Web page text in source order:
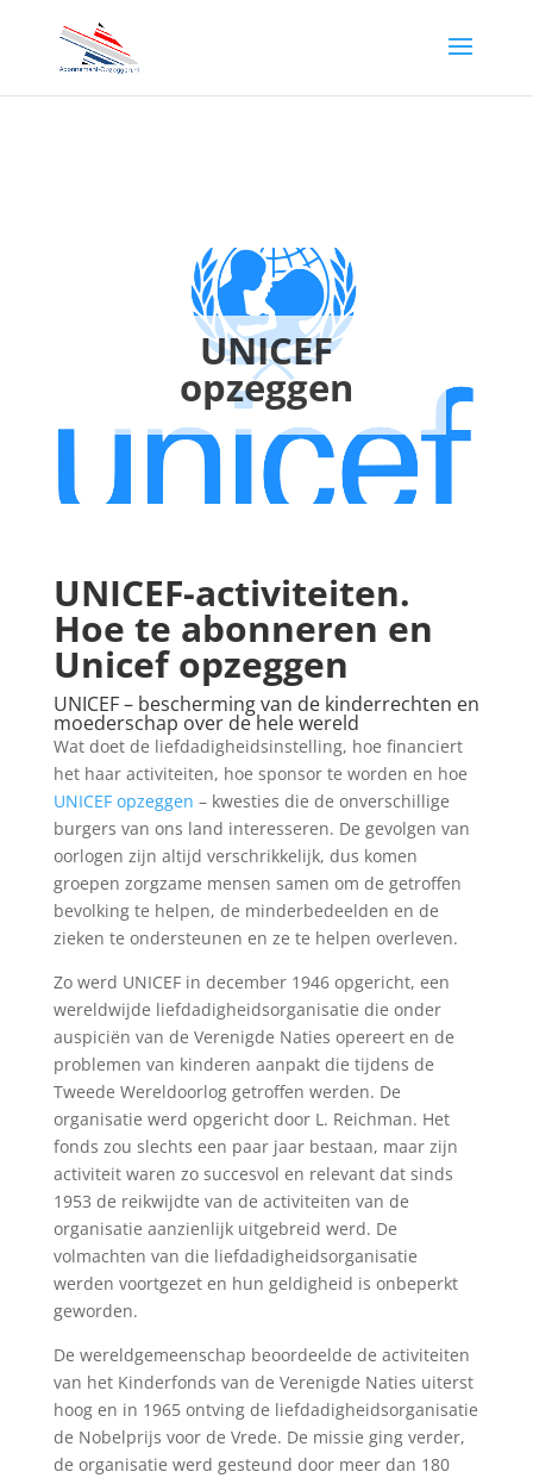
UNICEF
opzeggen
UNICEF-activiteiten.
Hoe te abonneren en
Unicef opzeggen
UNICEF – bescherming van de kinderrechten en
moederschap over de hele wereld
Wat doet de liefdadigheidsinstelling, hoe financiert
het haar activiteiten, hoe sponsor te worden en hoe
UNICEF opzeggen – kwesties die de onverschillige
burgers van ons land interesseren. De gevolgen van
oorlogen zijn altijd verschrikkelijk, dus komen
groepen zorgzame mensen samen om de getroffen
bevolking te helpen, de minderbedeelden en de
zieken te ondersteunen en ze te helpen overleven.
Zo werd UNICEF in december 1946 opgericht, een
wereldwijde liefdadigheidsorganisatie die onder
auspiciën van de Verenigde Naties opereert en de
problemen van kinderen aanpakt die tijdens de
Tweede Wereldoorlog getroffen werden. De
organisatie werd opgericht door L. Reichman. Het
fonds zou slechts een paar jaar bestaan, maar zijn
activiteit waren zo succesvol en relevant dat sinds
1953 de reikwijdte van de activiteiten van de
organisatie aanzienlijk uitgebreid werd. De
volmachten van die liefdadigheidsorganisatie
werden voortgezet en hun geldigheid is onbeperkt
geworden.
De wereldgemeenschap beoordeelde de activiteiten
van het Kinderfonds van de Verenigde Naties uiterst
hoog en in 1965 ontving de liefdadigheidsorganisatie
de Nobelprijs voor de Vrede. De missie ging verder,
de organisatie werd gesteund door meer dan 180